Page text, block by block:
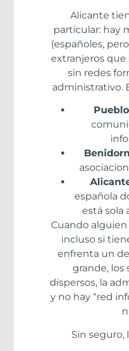
Alicante
particular: hay
(españoles,
extranjeros que
sin redes
administrativo.
española
está sola
Cuando
incluso si
enfrenta un
grande, los
dispersos, la
y no hay “red
Sin seguro,